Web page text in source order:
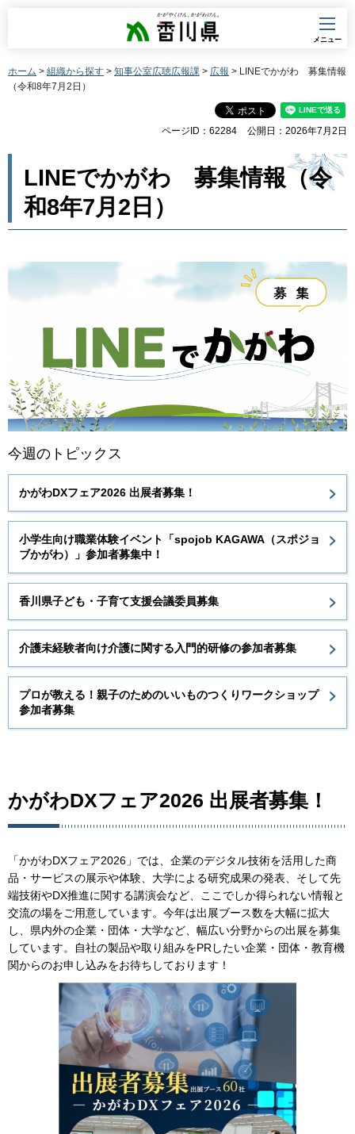
香川県
メニュー
ホーム > 組織から探す > 知事公室広聴広報課 > 広報 > LINEでかがわ 募集情報
（令和8年7月2日）
ページID：62284 公開日：2026年7月2日
LINEでかがわ 募集情報（令
和8年7月2日）
今週のトピックス
かがわDXフェア2026 出展者募集！
小学生向け職業体験イベント「spojob KAGAWA（スポジョ
ブかがわ）」参加者募集中！
香川県子ども・子育て支援会議委員募集
介護未経験者向け介護に関する入門的研修の参加者募集
プロが教える！親子のためのいいものつくりワークショップ
参加者募集
かがわDXフェア2026 出展者募集！
「かがわDXフェア2026」では、企業のデジタル技術を活用した商
品・サービスの展示や体験、大学による研究成果の発表、そして先
端技術やDX推進に関する講演会など、ここでしか得られない情報と
交流の場をご用意しています。今年は出展ブース数を大幅に拡大
し、県内外の企業・団体・大学など、幅広い分野からの出展を募集
しています。自社の製品や取り組みをPRしたい企業・団体・教育機
関からのお申し込みをお待ちしております！